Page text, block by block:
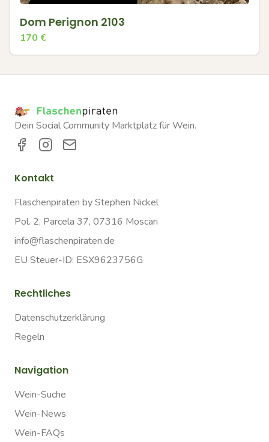
Dom Perignon 2103
170 €
Dein Social Community Marktplatz für Wein.
Kontakt
Flaschenpiraten by Stephen Nickel
Pol. 2, Parcela 37, 07316 Moscari
info@flaschenpiraten.de
EU Steuer-ID: ESX9623756G
Rechtliches
Datenschutzerklärung
Regeln
Navigation
Wein-Suche
Wein-News
Wein-FAQs